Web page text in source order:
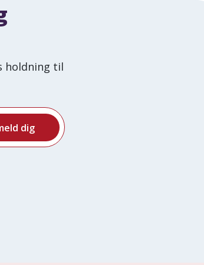
holdning til